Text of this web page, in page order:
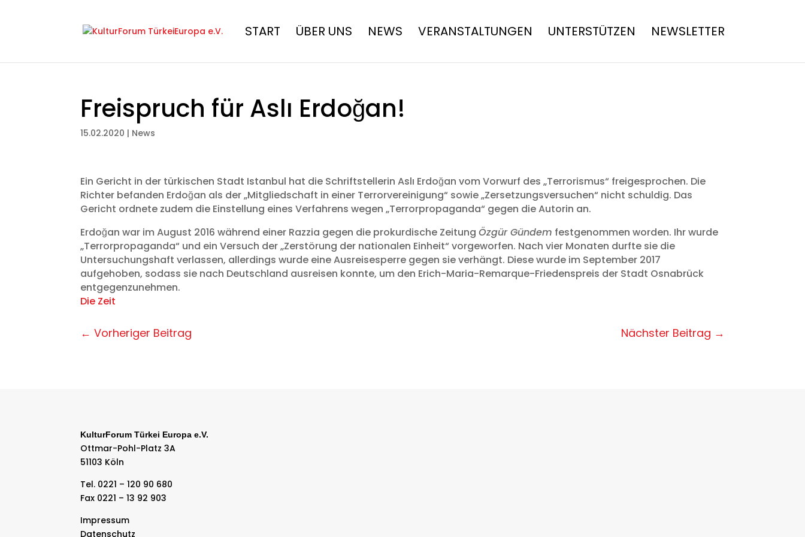
START ÜBER UNS NEWS VERANSTALTUNGEN UNTERSTÜTZEN NEWSLETTER
Freispruch für Aslı Erdoğan!
15.02.2020 | News
Ein Gericht in der türkischen Stadt Istanbul hat die Schriftstellerin Aslı Erdoğan vom Vorwurf des „Terrorismus“ freigesprochen. Die
Richter befanden Erdoğan als der „Mitgliedschaft in einer Terrorvereinigung“ sowie „Zersetzungsversuchen“ nicht schuldig. Das
Gericht ordnete zudem die Einstellung eines Verfahrens wegen „Terrorpropaganda“ gegen die Autorin an.
Erdoğan war im August 2016 während einer Razzia gegen die prokurdische ZeitungÖzgür Gündem festgenommen worden. Ihr wurde
„Terrorpropaganda“ und ein Versuch der „Zerstörung der nationalen Einheit“ vorgeworfen. Nach vier Monaten durfte sie die
Untersuchungshaft verlassen, allerdings wurde eine Ausreisesperre gegen sie verhängt. Diese wurde im September 2017
aufgehoben, sodass sie nach Deutschland ausreisen konnte, um den Erich-Maria-Remarque-Friedenspreis der Stadt Osnabrück
entgegenzunehmen.
Die Zeit
←Vorheriger Beitrag Nächster Beitrag →
KulturForum Türkei Europa e.V.
Ottmar-Pohl-Platz 3A
51103 Köln
Tel. 0221 – 120 90 680
Fax 0221 – 13 92 903
Impressum
Datenschutz